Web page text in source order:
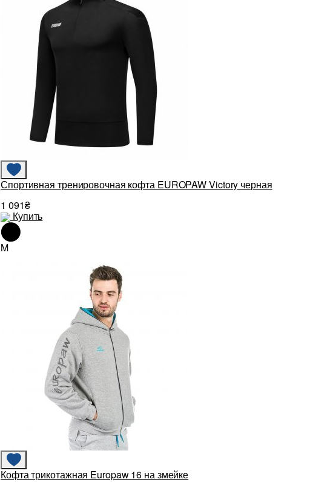
Спортивная тренировочная кофта EUROPAW Victory черная
1 091₴
Купить
M
Кофта трикотажная Europaw 16 на змейке